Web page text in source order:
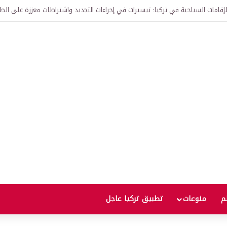
إذا انتهت الحرب؟
منوعات تطبيق تركيا عاجل